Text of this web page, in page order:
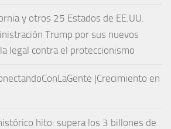
y otros 25 Estados de EE.UU.
Trump por sus nuevos
legal contra el proteccionismo
|Crecimiento en
hito: supera los 3 billones de